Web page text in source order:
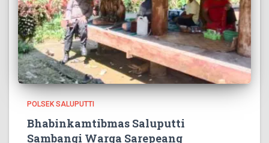
POLSEK SALUPUTTI
Bhabinkamtibmas Saluputti
Sambangi Warga Sarepeang